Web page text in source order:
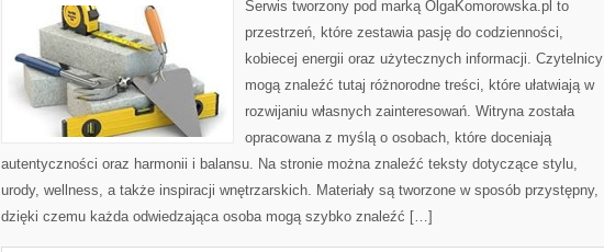
Serwis tworzony pod marką OlgaKomorowska.pl to
przestrzeń, które zestawia pasję do codzienności,
kobiecej energii oraz użytecznych informacji. Czytelnicy
mogą znaleźć tutaj różnorodne treści, które ułatwiają w
rozwijaniu własnych zainteresowań. Witryna została
opracowana z myślą o osobach, które doceniają
autentyczności oraz harmonii i balansu. Na stronie można znaleźć teksty dotyczące stylu,
urody, wellness, a także inspiracji wnętrzarskich. Materiały są tworzone w sposób przystępny,
dzięki czemu każda odwiedzająca osoba mogą szybko znaleźć […]